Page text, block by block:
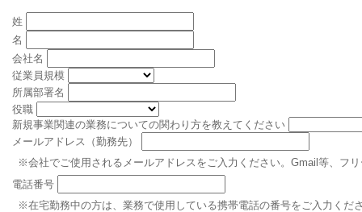
姓
名
会社名
従業員規模
所属部署名
役職
新規事業関連の業務についての関わり方を教えてください
メールアドレス（勤務先）
※会社でご使用されるメールアドレスをご入力ください。Gmail等、フ
電話番号
※在宅勤務中の方は、業務で使用している携帯電話の番号をご入力くだ